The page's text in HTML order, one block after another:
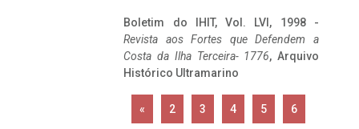
Boletim do IHIT, Vol. LVI, 1998 -
Revista aos Fortes que Defendem a
Costa da Ilha Terceira- 1776, Arquivo
Histórico Ultramarino
« 2 3 4 5 6